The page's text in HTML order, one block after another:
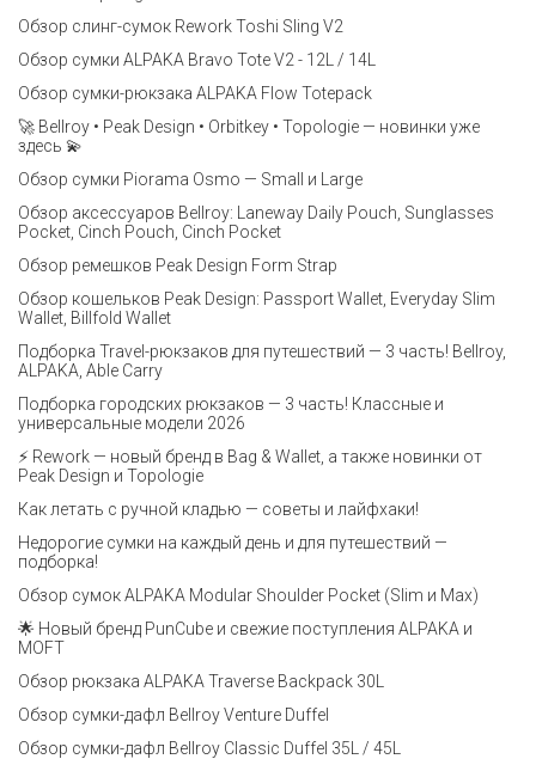
Обзор слинг-сумок Rework Toshi Sling V2
Обзор сумки ALPAKA Bravo Tote V2 - 12L / 14L
Обзор сумки-рюкзака ALPAKA Flow Totepack
🚀 Bellroy • Peak Design • Orbitkey • Topologie — новинки уже
здесь 💫
Обзор сумки Piorama Osmo — Small и Large
Обзор аксессуаров Bellroy: Laneway Daily Pouch, Sunglasses
Pocket, Cinch Pouch, Cinch Pocket
Обзор ремешков Peak Design Form Strap
Обзор кошельков Peak Design: Passport Wallet, Everyday Slim
Wallet, Billfold Wallet
Подборка Travel-рюкзаков для путешествий — 3 часть! Bellroy,
ALPAKA, Able Carry
Подборка городских рюкзаков — 3 часть! Классные и
универсальные модели 2026
⚡️ Rework — новый бренд в Bag & Wallet, а также новинки от
Peak Design и Topologie
Как летать с ручной кладью — советы и лайфхаки!
Недорогие сумки на каждый день и для путешествий —
подборка!
Обзор сумок ALPAKA Modular Shoulder Pocket (Slim и Max)
🌟 Новый бренд PunCube и свежие поступления ALPAKA и
MOFT
Обзор рюкзака ALPAKA Traverse Backpack 30L
Обзор сумки-дафл Bellroy Venture Duffel
Обзор сумки-дафл Bellroy Classic Duffel 35L / 45L